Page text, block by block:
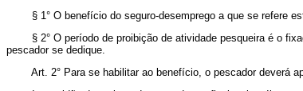
§ 1° O benefício do seguro-desemprego a que se refere
§ 2° O período de proibição de atividade pesqueira é o
pescador se dedique.
Art. 2° Para se habilitar ao benefício, o pescador deverá